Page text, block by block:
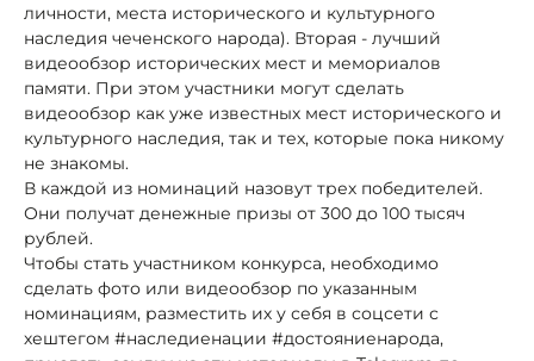
личности, места исторического и культурного
наследия чеченского народа). Вторая - лучший
видеообзор исторических мест и мемориалов
памяти. При этом участники могут сделать
видеообзор как уже известных мест исторического и
культурного наследия, так и тех, которые пока никому
не знакомы.
В каждой из номинаций назовут трех победителей.
Они получат денежные призы от 300 до 100 тысяч
рублей.
Чтобы стать участником конкурса, необходимо
сделать фото или видеообзор по указанным
номинациям, разместить их у себя в соцсети с
хештегом #наследиенации #достояниенарода,